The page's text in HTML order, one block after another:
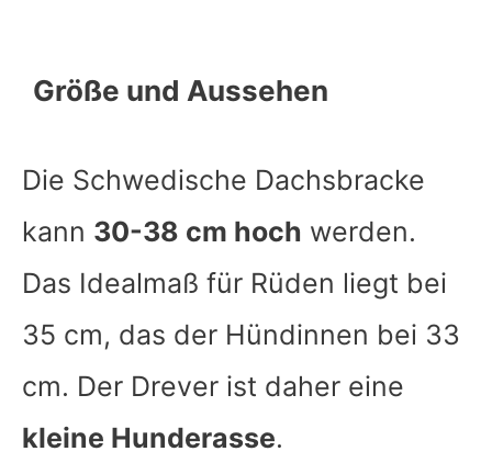
Größe und Aussehen
Die Schwedische Dachsbracke
kann 30-38 cm hoch werden.
Das Idealmaß für Rüden liegt bei
35 cm, das der Hündinnen bei 33
cm. Der Drever ist daher eine
kleine Hunderasse.